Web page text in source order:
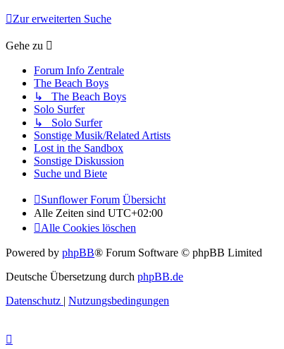
Zur erweiterten Suche
Gehe zu
Forum Info Zentrale
The Beach Boys
↳ The Beach Boys
Solo Surfer
↳ Solo Surfer
Sonstige Musik/Related Artists
Lost in the Sandbox
Sonstige Diskussion
Suche und Biete
Sunflower Forum Übersicht
Alle Zeiten sind UTC+02:00
Alle Cookies löschen
Powered by phpBB® Forum Software © phpBB Limited
Deutsche Übersetzung durch phpBB.de
Datenschutz
Nutzungsbedingungen